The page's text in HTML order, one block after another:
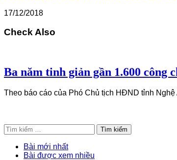
17/12/2018
Check Also
Ba năm tinh giản gần 1.600 công
Theo báo cáo của Phó Chủ tịch HĐND tỉnh Nghệ
Tìm
kiếm
cho:
Bài mới nhất
Bài được xem nhiều